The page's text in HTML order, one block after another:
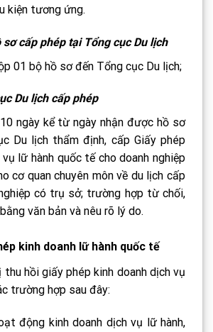
kiện tương ứng.
sơ cấp phép tại Tổng cục Du lịch
01 bộ hồ sơ đến Tổng cục Du lịch;
Du lịch cấp phép
ngày kể từ ngày nhận được hồ sơ
Du lịch thẩm định, cấp Giấy phép
lữ hành quốc tế cho doanh nghiệp
cơ quan chuyên môn về du lịch cấp
có trụ sở; trường hợp từ chối,
văn bản và nêu rõ lý do.
kinh doanh lữ hành quốc tế
thu hồi giấy phép kinh doanh dịch vụ
trường hợp sau đây:
động kinh doanh dịch vụ lữ hành,